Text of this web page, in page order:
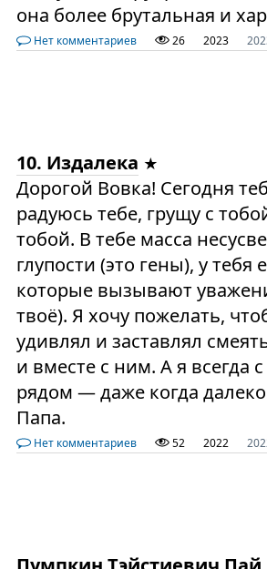
она более брутальная и
Нет комментариев 26 2023
10. Издалека
Дорогой Вовка! Сегодня
радуюсь тебе, грущу с
тобой. В тебе масса
глупости (это гены), у тебя
которые вызывают
твоё). Я хочу пожелать,
удивлял и заставлял
и вместе с ним. А я всегда
рядом — даже когда
Папа.
Нет комментариев 52 2022